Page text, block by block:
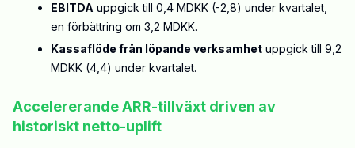
EBITDA uppgick till 0,4 MDKK (-2,8) under kvartalet,
en förbättring om 3,2 MDKK.
Kassaflöde från löpande verksamhet uppgick till 9,2
MDKK (4,4) under kvartalet.
Accelererande ARR-tillväxt driven av
historiskt netto-uplift